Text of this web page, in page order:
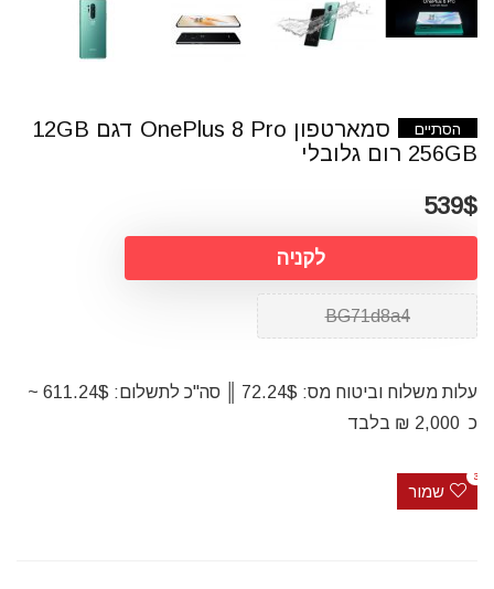
הסתיים
סמארטפון OnePlus 8 Pro דגם 12GB
256GB רום גלובלי
539$
לקניה
BG71d8a4
עלות משלוח וביטוח מס: 72.24$ ║ סה"כ לתשלום: 611.24$ ~
כ 2,000 ₪ בלבד
שמור
3